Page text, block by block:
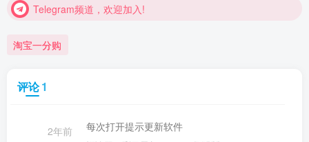
Telegram频道，欢迎加入!
淘宝一分购
评论1
2年前 每次打开提示更新软件